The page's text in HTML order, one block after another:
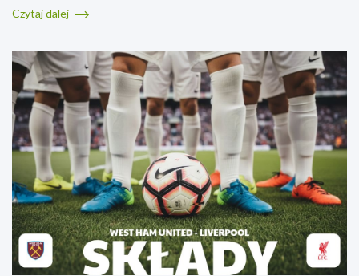
Czytaj dalej